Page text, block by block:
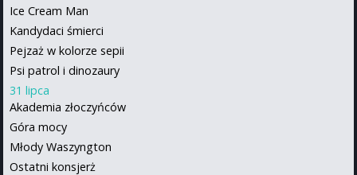
Ice Cream Man
Kandydaci śmierci
Pejzaż w kolorze sepii
Psi patrol i dinozaury
31 lipca
Akademia złoczyńców
Góra mocy
Młody Waszyngton
Ostatni konsjerż